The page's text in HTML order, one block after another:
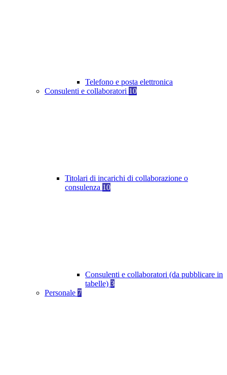
Telefono e posta elettronica
Consulenti e collaboratori 10
Titolari di incarichi di collaborazione o
consulenza 10
Consulenti e collaboratori (da pubblicare in
tabelle) 3
Personale 7